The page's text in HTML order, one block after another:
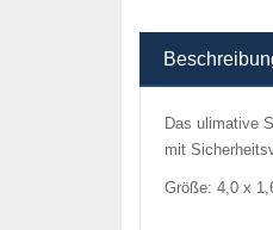
Das ulimative
mit
Größe: 4,0 x